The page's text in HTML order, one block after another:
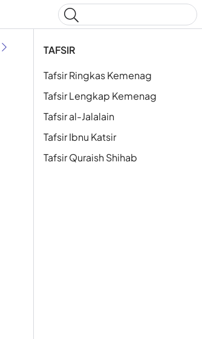
TAFSIR
Tafsir Ringkas Kemenag
Tafsir Lengkap Kemenag
Tafsir al-Jalalain
Tafsir Ibnu Katsir
Tafsir Quraish Shihab